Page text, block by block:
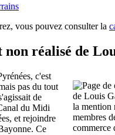
vous pouvez consulter la
réalisé de
c'est
pas du tout
de
du Midi
et rejoindre
Ce